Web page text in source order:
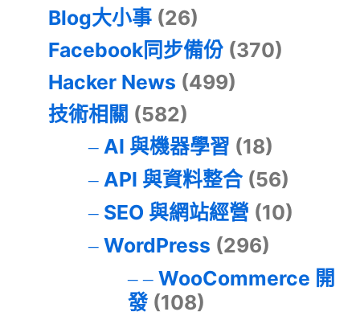
Blog大小事 (26)
Facebook同步備份 (370)
Hacker News (499)
技術相關 (582)
AI 與機器學習 (18)
API 與資料整合(56)
SEO 與網站經營 (10)
WordPress (296)
WooCommerce 開
發(108)